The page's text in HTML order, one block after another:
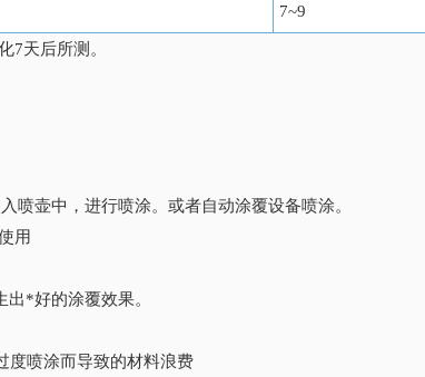
7~9
7天后所测。
入喷壶中，进行喷涂。或者自动涂覆设备喷涂。
用
*好的涂覆效果。
喷涂而导致的材料浪费